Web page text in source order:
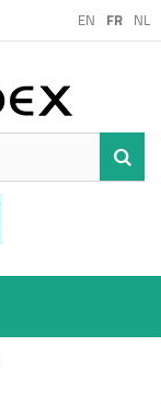
EN FR NL